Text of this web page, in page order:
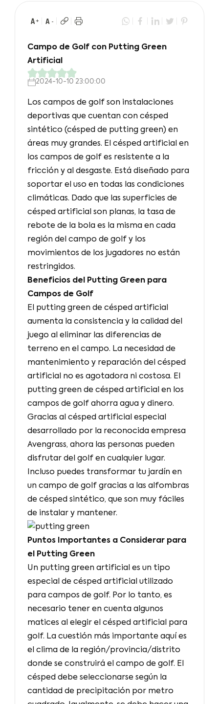
Campo de Golf con Putting Green
Artificial
2024-10-10 23:00:00
Los campos de golf son instalaciones
deportivas que cuentan con césped
sintético (césped de putting green) en
áreas muy grandes. El césped artificial en
los campos de golf es resistente a la
fricción y al desgaste. Está diseñado para
soportar el uso en todas las condiciones
climáticas. Dado que las superficies de
césped artificial son planas, la tasa de
rebote de la bola es la misma en cada
región del campo de golf y los
movimientos de los jugadores no están
restringidos.
Beneficios del Putting Green para
Campos de Golf
El putting green de césped artificial
aumenta la consistencia y la calidad del
juego al eliminar las diferencias de
terreno en el campo. La necesidad de
mantenimiento y reparación del césped
artificial no es agotadora ni costosa. El
putting green de césped artificial en los
campos de golf ahorra agua y dinero.
Gracias al césped artificial especial
desarrollado por la reconocida empresa
Avengrass, ahora las personas pueden
disfrutar del golf en cualquier lugar.
Incluso puedes transformar tu jardín en
un campo de golf gracias a las alfombras
de césped sintético, que son muy fáciles
de instalar y mantener.
Puntos Importantes a Considerar para
el Putting Green
Un putting green artificial es un tipo
especial de césped artificial utilizado
para campos de golf. Por lo tanto, es
necesario tener en cuenta algunos
matices al elegir el césped artificial para
golf. La cuestión más importante aquí es
el clima de la región/provincia/distrito
donde se construirá el campo de golf. El
césped debe seleccionarse según la
cantidad de precipitación por metro